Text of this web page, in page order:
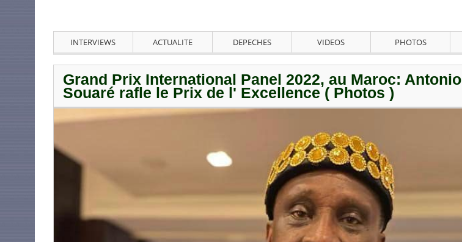
INTERVIEWS ACTUALITE DEPECHES VIDEOS PHOTOS
Grand Prix International Panel 2022, au Maroc: Antonio
Souaré rafle le Prix de l' Excellence ( Photos )